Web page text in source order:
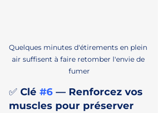
Quelques minutes d'étirements en plein
air suffisent à faire retomber l'envie de
fumer
✅ Clé #6 — Renforcez vos
muscles pour préserver